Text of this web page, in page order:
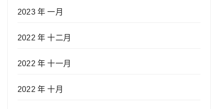
2023 年 一月
2022 年 十二月
2022 年 十一月
2022 年 十月